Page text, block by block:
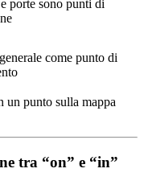
porte sono punti di
come punto di
un punto sulla mappa
tra “on” e “in”